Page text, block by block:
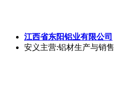
江西省东阳铝业有限公司
安义 主营:铝材生产与销售